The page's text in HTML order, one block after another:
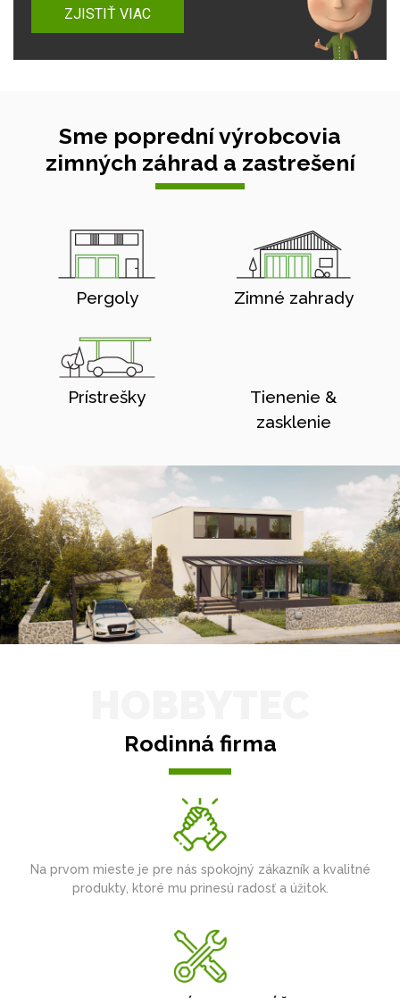
ZJISTIŤ VIAC
Sme poprední výrobcovia
zimných záhrad a zastrešení
Pergoly Zimné zahrady
Prístrešky
Tienenie &
zasklenie
Rodinná firma
Na prvom mieste je pre nás spokojný zákazník a kvalitné
produkty, ktoré mu prinesú radosť a úžitok.